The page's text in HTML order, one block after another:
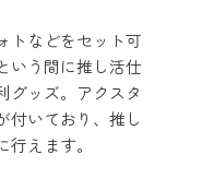
トなどをセット可
いう間に推し活仕
グッズ。アクスタ
付いており、推し
えます。